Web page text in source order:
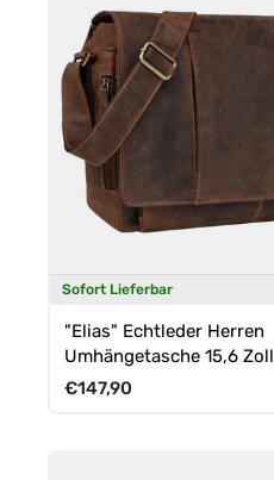
Sofort Lieferbar
"Elias" Echtleder Herren
Umhängetasche 15,6 Zoll
Businesstasche Leder
Normaler Preis
€147,90